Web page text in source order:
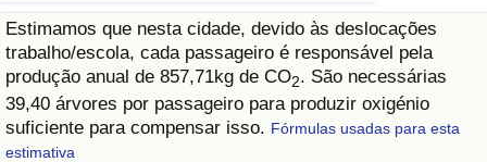
Estimamos que nesta cidade, devido às deslocações
trabalho/escola, cada passageiro é responsável pela
produção anual de 857,71kg de CO2. São necessárias
39,40 árvores por passageiro para produzir oxigénio
suficiente para compensar isso. Fórmulas usadas para esta
estimativa
em Aqaba
Crime
Taxa do Indicador de Crime (Atual)
Indicador de Crime